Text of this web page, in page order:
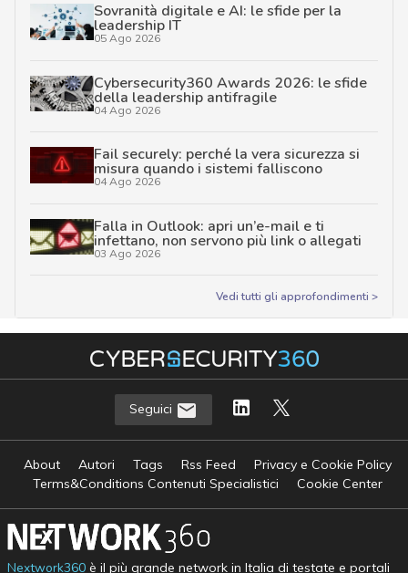
Sovranità digitale e AI: le sfide per la
leadership IT
05 Ago 2026
Cybersecurity360 Awards 2026: le sfide
della leadership antifragile
04 Ago 2026
Fail securely: perché la vera sicurezza si
misura quando i sistemi falliscono
04 Ago 2026
Falla in Outlook: apri un’e-mail e ti
infettano, non servono più link o allegati
03 Ago 2026
Vedi tutti gli approfondimenti >
Seguici
About Autori Tags Rss Feed
Privacy e Cookie Policy
Terms&Conditions Contenuti Specialistici
Cookie Center
Nextwork360è il più grande network in Italia di testate e portali